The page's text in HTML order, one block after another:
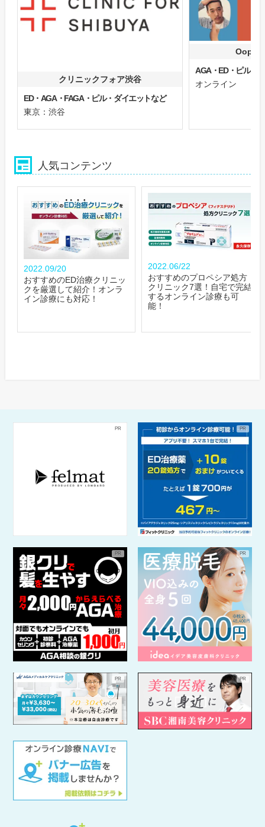
クリニックフォア渋谷
ED・AGA・FAGA・ピル・ダイエットなど
東京：渋谷
Oops
AGA・ED・ピル
オンライン
人気コンテンツ
2022.09/20
おすすめのED治療クリニッ
クを厳選して紹介！オンラ
イン診療にも対応！
2022.06/22
おすすめのプロペシア処方
クリニック7選！自宅で完結
するオンライン診療も可
能！